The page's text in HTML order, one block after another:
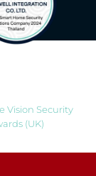
Vision Security
(UK)